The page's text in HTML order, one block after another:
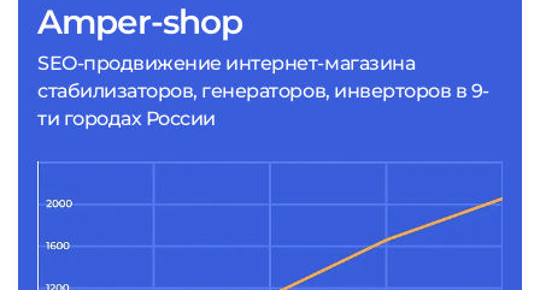
Amper-shop
SEO-продвижение интернет-магазина
стабилизаторов, генераторов, инверторов в 9-
ти городах России